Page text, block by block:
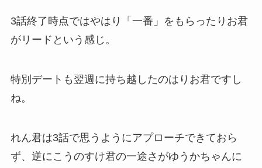
3話終了時点ではやはり「一番」をもらったりお君
がリードという感じ。
特別デートも翌週に持ち越したのはりお君ですし
ね。
れん君は3話で思うようにアプローチできておら
ず、逆にこうのすけ君の一途さがゆうかちゃんに